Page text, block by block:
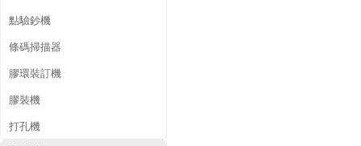
點驗鈔機
條碼掃描器
膠環裝訂機
膠裝機
打孔機